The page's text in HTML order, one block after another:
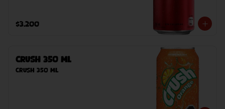
$3.200
Crush 350 ml
Crush 350 ml